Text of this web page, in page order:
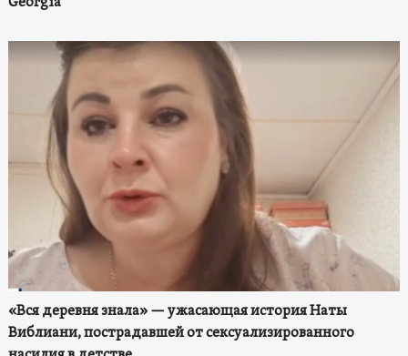
«Вся деревня знала» — ужасающая история Наты
Виблиани, пострадавшей от сексуализированного